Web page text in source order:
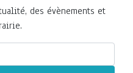
des évènements et